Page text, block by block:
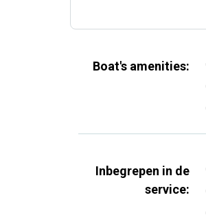
Boat's amenities:
Inbegrepen in de
service: